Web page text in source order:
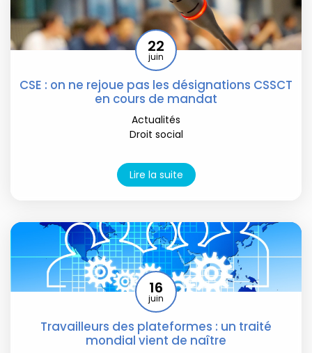
CSE : on ne rejoue pas les désignations CSSCT
en cours de mandat
22
juin
Actualités
Droit social
Lire la suite
Travailleurs des plateformes : un traité
mondial vient de naître
16
juin